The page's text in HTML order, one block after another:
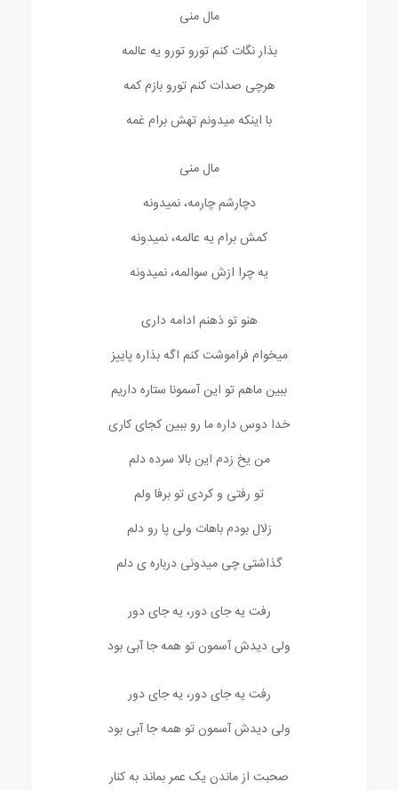
مال منی
بذار نگات کنم تورو تورو یه عالمه
هرچی صدات کنم تورو بازم کمه
با اینکه میدونم تهش برام غمه
مال منی
دچارشم چارمه، نمیدونه
کمش برام یه عالمه، نمیدونه
یه چرا ازش سوالمه، نمیدونه
هنو تو ذهنم ادامه داری
میخوام فراموشت کنم اگه بذاره پاییز
ببین ماهم تو این آسمونا ستاره داریم
خدا دوس داره ما رو ببین کجای کاری
من یخ زدم این بالا سرده دلم
تو رفتی و کردی تو برفا ولم
زلال بودم باهات ولی پا رو دلم
گذاشتی چی میدونی درباره‏ ی دلم
رفت یه جای دور، یه جای دور
ولی دیدش آسمون تو همه جا آبی بود
رفت یه جای دور، یه جای دور
ولی دیدش آسمون تو همه جا آبی بود
صحبت از ماندن یک عمر بماند به کنار